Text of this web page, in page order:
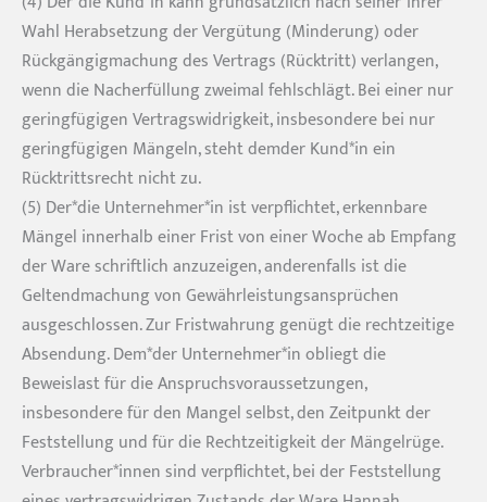
Wahl Herabsetzung der Vergütung (Minderung) oder
Rückgängigmachung des Vertrags (Rücktritt) verlangen,
wenn die Nacherfüllung zweimal fehlschlägt. Bei einer nur
geringfügigen Vertragswidrigkeit, insbesondere bei nur
geringfügigen Mängeln, steht demder Kund*in ein
Rücktrittsrecht nicht zu.
(5) Der*die Unternehmer*in ist verpflichtet, erkennbare
Mängel innerhalb einer Frist von einer Woche ab Empfang
der Ware schriftlich anzuzeigen, anderenfalls ist die
Geltendmachung von Gewährleistungsansprüchen
ausgeschlossen. Zur Fristwahrung genügt die rechtzeitige
Absendung. Dem*der Unternehmer*in obliegt die
Beweislast für die Anspruchsvoraussetzungen,
insbesondere für den Mangel selbst, den Zeitpunkt der
Feststellung und für die Rechtzeitigkeit der Mängelrüge.
Verbraucher*innen sind verpflichtet, bei der Feststellung